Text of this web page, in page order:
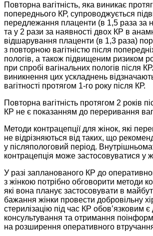
Повторна вагітність, яка виникає
попереднього КР, супроводжується
передлежання плаценти (в 1,5 раза за
та у 2 рази за наявності двох КР в
відшарування плаценти (в 1,3 раза)
з повторною вагітністю після
пологів, а також підвищеним ризиком
при спробі вагінальних пологів після
виникнення цих ускладнень
вагітності протягом 1-го року після КР.
Повторна вагітність протягом 2 років
КР не є показанням до переривання
Методи контрацепції для жінок, які
не відрізняються від таких, що
у післяпологовий період.
контрацепція може застосовуватися у
У разі запланованого КР до
з жінкою потрібно обговорити методи
які вона планує застосовувати в
бажання жінки провести добровільну
стерилізацію під час КР обов’язковим
консультування та отримання
на розширення оперативного